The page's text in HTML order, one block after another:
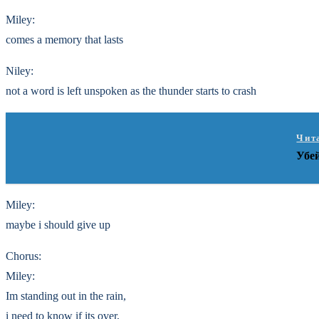
Miley:
comes a memory that lasts
Niley:
not a word is left unspoken as the thunder starts to crash
Miley:
maybe i should give up
Chorus:
Miley:
Im standing out in the rain,
i need to know if its over,